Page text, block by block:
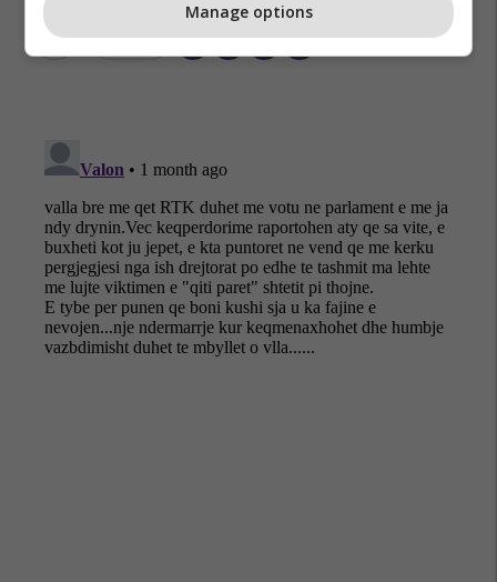
Rtk
Manage options